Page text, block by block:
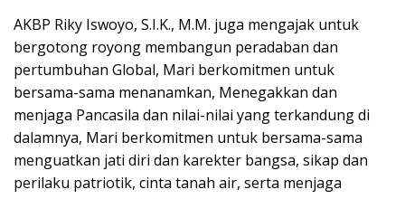
AKBP Riky Iswoyo, S.I.K., M.M. juga mengajak untuk
bergotong royong membangun peradaban dan
pertumbuhan Global, Mari berkomitmen untuk
bersama-sama menanamkan, Menegakkan dan
menjaga Pancasila dan nilai-nilai yang terkandung di
dalamnya, Mari berkomitmen untuk bersama-sama
menguatkan jati diri dan karekter bangsa, sikap dan
perilaku patriotik, cinta tanah air, serta menjaga